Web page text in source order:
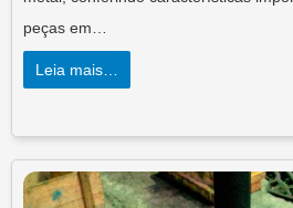
peças em…
Leia mais…